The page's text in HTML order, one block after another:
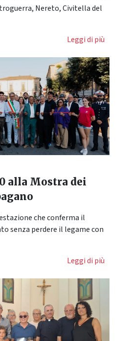
Nereto, Civitella del
Leggi di più
alla Mostra dei
che conferma il
senza perdere il legame con
Leggi di più